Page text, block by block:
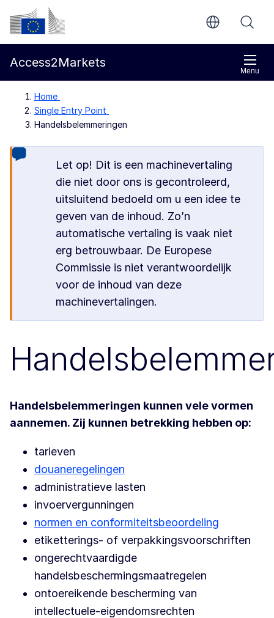
Direct naar de inhoud
Europese Commissie
Menu
Access2Markets
Home
Single Entry Point
Handelsbelemmeringen
Let op! Dit is een machinevertaling
die niet door ons is gecontroleerd,
uitsluitend bedoeld om u een idee te
geven van de inhoud. Zo’n
automatische vertaling is vaak niet
erg betrouwbaar. De Europese
Commissie is niet verantwoordelijk
voor de inhoud van deze
machinevertalingen.
Handelsbelemmeringen kunnen vele vormen
aannemen. Zij kunnen betrekking hebben op:
tarieven
douaneregelingen
administratieve lasten
invoervergunningen
normen en conformiteitsbeoordeling
etiketterings- of verpakkingsvoorschriften
ongerechtvaardigde
handelsbeschermingsmaatregelen
ontoereikende bescherming van
intellectuele-eigendomsrechten